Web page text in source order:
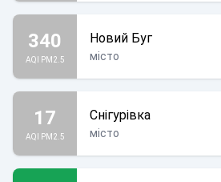
340
AQI PM2.5
Новий Буг
місто
17
AQI PM2.5
Снігурівка
місто